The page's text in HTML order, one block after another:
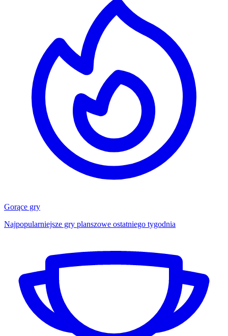
Gorące gry
Najpopularniejsze gry planszowe ostatniego tygodnia